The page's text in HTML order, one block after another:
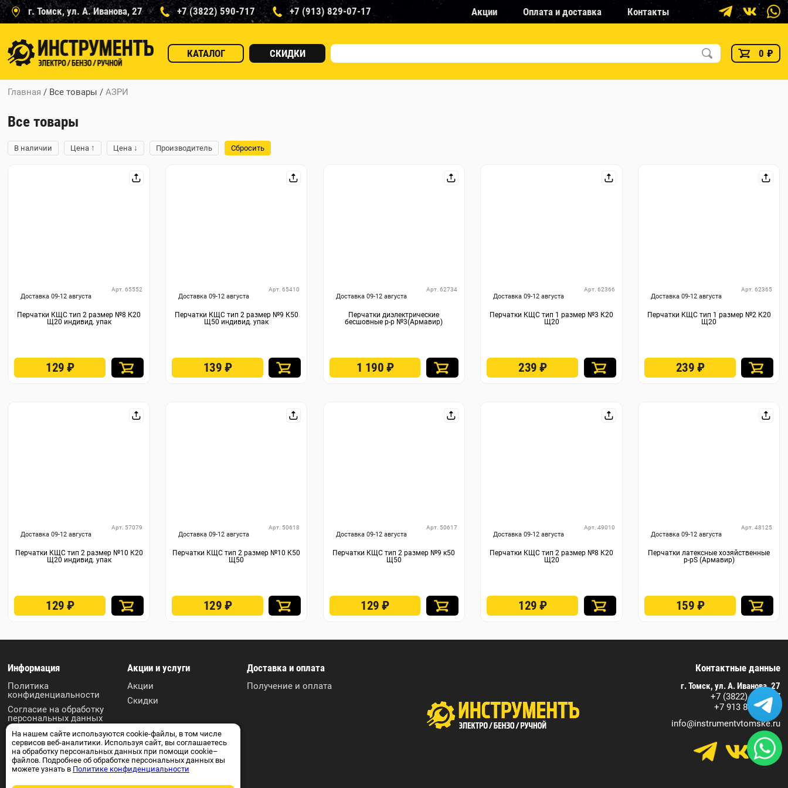
г. Томск, ул. А. Иванова, 27 +7 (3822) 590-717 +7 (913) 829-07-17 Акции Оплата и доставка Контакты
КАТАЛОГ СКИДКИ 0 ₽
Главная / Все товары /АЗРИ
Все товары
В наличии Цена ↑ Цена ↓ Производитель Сбросить
Доставка 09-12 августа
Арт. 65552
Перчатки КЩС тип 2 размер №8 К20
Щ20 индивид. упак
129₽
Доставка 09-12 августа
Арт. 65410
Перчатки КЩС тип 2 размер №9 К50
Щ50 индивид. упак
139 ₽
Доставка 09-12 августа
Арт. 62734
Перчатки диэлектрические
бесшовные р-р №3(Армавир)
1 190 ₽
Доставка 09-12 августа
Арт. 62366
Перчатки КЩС тип 1 размер №3 К20
Щ20
239₽
Доставка 09-12 августа
Арт. 62365
Перчатки КЩС тип 1 размер №2 К20
Щ20
239 ₽
Доставка 09-12 августа
Арт. 57079
Перчатки КЩС тип 2 размер №10 К20
Щ20 индивид. упак
129₽
Доставка 09-12 августа
Арт. 50618
Перчатки КЩС тип 2 размер №10 К50
Щ50
129 ₽
Доставка 09-12 августа
Арт. 50617
Перчатки КЩС тип 2 размер №9 к50
Щ50
129₽
Доставка 09-12 августа
Арт. 49010
Перчатки КЩС тип 2 размер №8 К20
Щ20
129₽
Доставка 09-12 августа
Арт. 48125
Перчатки латексные хозяйственные
р-рS (Армавир)
159 ₽
Информация
Политика
конфиденциальности
Согласие на обработку
персональных данных
Пользовательское
соглашение
Контакты
Акции и услуги
Акции
Скидки
Доставка и оплата
Получение и оплата
Контактные данные
г. Томск, ул. А. Иванова, 27
+7 (3822) 590-717
+7 913 829 07 17
info@instrumentvtomske.ru
На нашем сайте используются cookie-файлы, в том числе
сервисов веб-аналитики. Используя сайт, вы соглашаетесь
на обработку персональных данных при помощи cookie–
файлов. Подробнее об обработке персональных данных вы
можете узнать в Политике конфиденциальности